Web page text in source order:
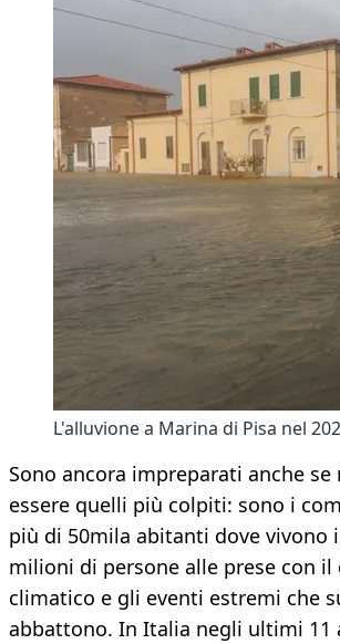
L'alluvione a Marina di Pisa nel
Sono ancora impreparati anche se
essere quelli più colpiti: sono i
più di 50mila abitanti dove vivono
milioni di persone alle prese con il
climatico e gli eventi estremi che
abbattono. In Italia negli ultimi 11